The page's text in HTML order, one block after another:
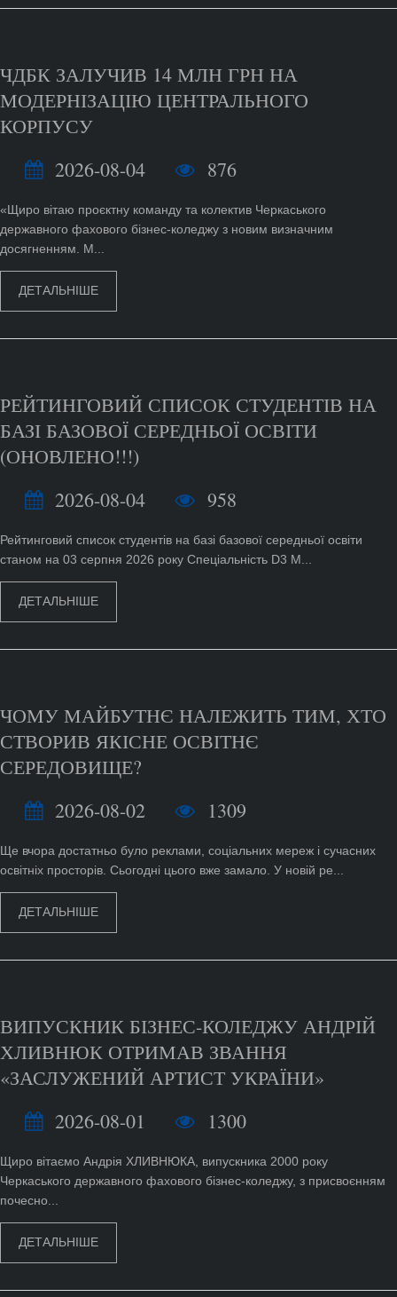
ЧДБК ЗАЛУЧИВ 14 МЛН ГРН НА
МОДЕРНІЗАЦІЮ ЦЕНТРАЛЬНОГО
КОРПУСУ
2026-08-04
876
«Щиро вітаю проєктну команду та колектив Черкаського
державного фахового бізнес-коледжу з новим визначним
досягненням. М...
ДЕТАЛЬНІШЕ
РЕЙТИНГОВИЙ СПИСОК СТУДЕНТІВ НА
БАЗІ БАЗОВОЇ СЕРЕДНЬОЇ ОСВІТИ
(ОНОВЛЕНО!!!)
2026-08-04
958
Рейтинговий список студентів на базі базової середньої освіти
станом на 03 серпня 2026 року Спеціальність D3 М...
ДЕТАЛЬНІШЕ
ЧОМУ МАЙБУТНЄ НАЛЕЖИТЬ ТИМ, ХТО
СТВОРИВ ЯКІСНЕ ОСВІТНЄ
СЕРЕДОВИЩЕ?
2026-08-02
1309
Ще вчора достатньо було реклами, соціальних мереж і сучасних
освітніх просторів. Сьогодні цього вже замало. У новій ре...
ДЕТАЛЬНІШЕ
ВИПУСКНИК БІЗНЕС-КОЛЕДЖУ АНДРІЙ
ХЛИВНЮК ОТРИМАВ ЗВАННЯ
«ЗАСЛУЖЕНИЙ АРТИСТ УКРАЇНИ»
2026-08-01
1300
Щиро вітаємо Андрія ХЛИВНЮКА, випускника 2000 року
Черкаського державного фахового бізнес-коледжу, з присвоєнням
почесно...
ДЕТАЛЬНІШЕ